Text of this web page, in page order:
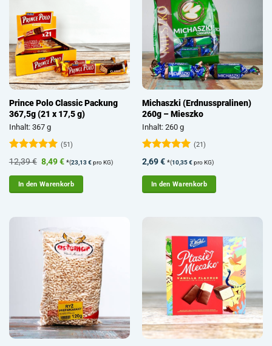
Prince Polo Classic Packung
367,5g (21 x 17,5 g)
Inhalt: 367 g
Bewertet
mit 5 von
5
(51)
12,39€ Ursprünglicher
war:
12,39 €
8,49€Aktueller
ist:
8,49 €.
*(23,13€pro KG)
In den Warenkorb
Michaszki (Erdnusspralinen)
260g – Mieszko
Inhalt: 260 g
Bewertet
mit 4.95
von 5
(21)
2,69€ *(10,35€pro KG)
In den Warenkorb